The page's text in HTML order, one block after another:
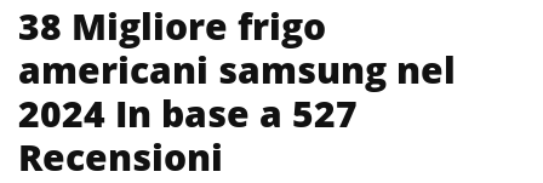
38 Migliore frigo
americani samsung nel
2024 In base a 527
Recensioni